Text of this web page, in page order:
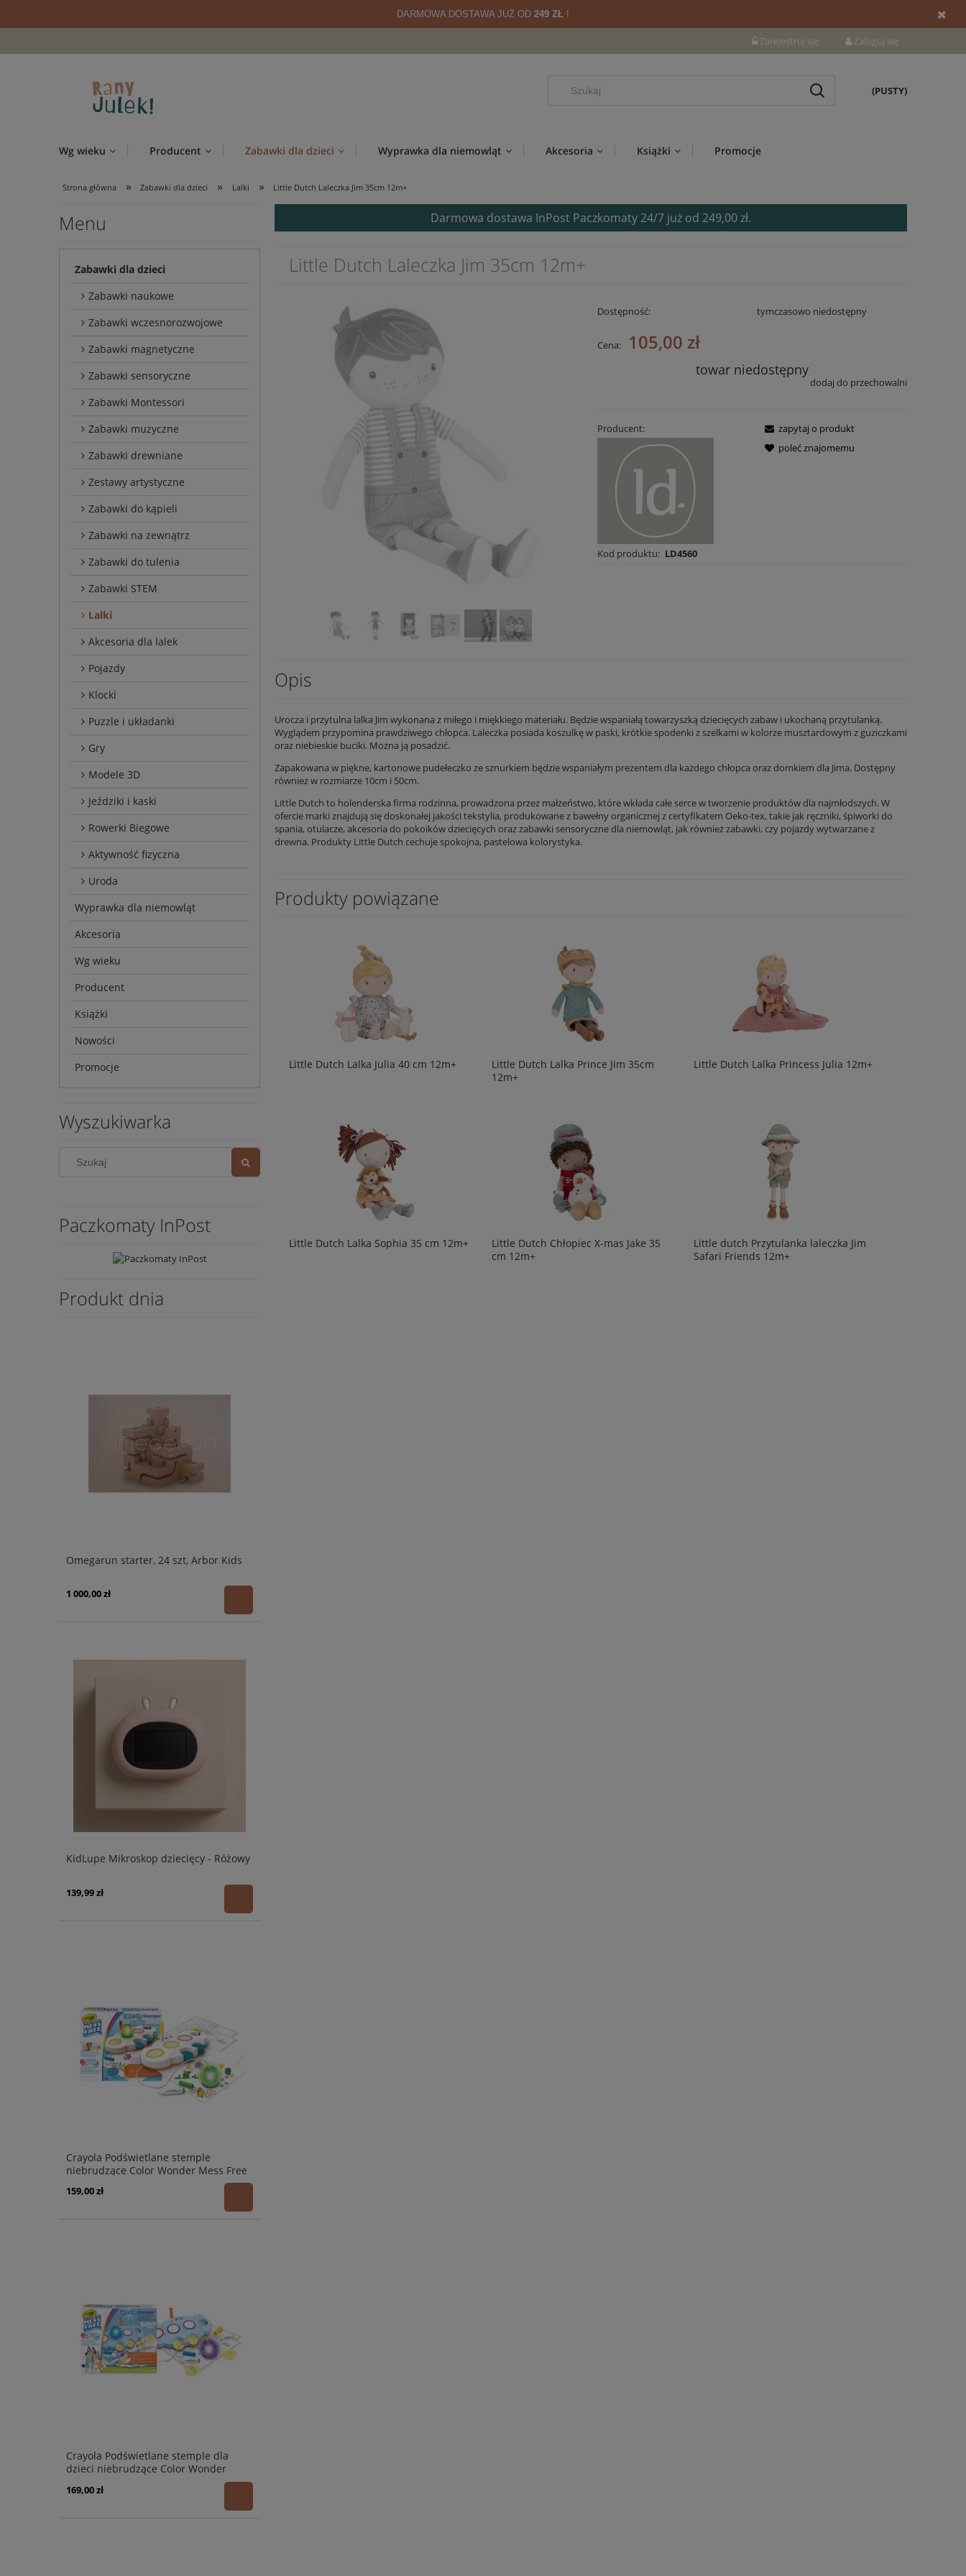
DARMOWA DOSTAWA JUŻ OD 249 ZŁ !
Zarejestruj się Zaloguj się
(PUSTY)
Wg wieku Producent Zabawki dla dzieci Wyprawka dla niemowląt Akcesoria Książki Promocje
Strona główna » Zabawki dla dzieci » Lalki » Little Dutch Laleczka Jim 35cm 12m+
Menu
Zabawki dla dzieci
Zabawki naukowe
Zabawki wczesnorozwojowe
Zabawki magnetyczne
Zabawki sensoryczne
Zabawki Montessori
Zabawki muzyczne
Zabawki drewniane
Zestawy artystyczne
Zabawki do kąpieli
Zabawki na zewnątrz
Zabawki do tulenia
Zabawki STEM
Lalki
Akcesoria dla lalek
Pojazdy
Klocki
Puzzle i układanki
Gry
Modele 3D
Jeździki i kaski
Rowerki Biegowe
Aktywność fizyczna
Uroda
Wyprawka dla niemowląt
Akcesoria
Wg wieku
Producent
Książki
Nowości
Promocje
Wyszukiwarka
Paczkomaty InPost
Produkt dnia
Omegarun starter, 24 szt, Arbor Kids
1 000,00 zł
KidLupe Mikroskop dziecięcy - Różowy
139,99 zł
Crayola Podświetlane stemple
niebrudzące Color Wonder Mess Free
159,00 zł
Crayola Podświetlane stemple dla
dzieci niebrudzące Color Wonder
169,00 zł
Darmowa dostawa InPost Paczkomaty 24/7 już od 249,00 zł.
Little Dutch Laleczka Jim 35cm 12m+
Dostępność: tymczasowo niedostępny
Cena: 105,00 zł
towar niedostępny
dodaj do przechowalni
Producent:
Kod produktu: LD4560
zapytaj o produkt
poleć znajomemu
Opis
Urocza i przytulna lalka Jim wykonana z miłego i miękkiego materiału. Będzie wspaniałą towarzyszką dziecięcych zabaw i ukochaną przytulanką.
Wyglądem przypomina prawdziwego chłopca. Laleczka posiada koszulkę w paski, krótkie spodenki z szelkami w kolorze musztardowym z guziczkami
oraz niebieskie buciki. Można ją posadzić.
Zapakowana w piękne, kartonowe pudełeczko ze sznurkiem będzie wspaniałym prezentem dla każdego chłopca oraz domkiem dla Jima. Dostępny
również w rozmiarze 10cm i 50cm.
Little Dutch to holenderska firma rodzinna, prowadzona przez małżeństwo, które wkłada całe serce w tworzenie produktów dla najmłodszych. W
ofercie marki znajdują się doskonałej jakości tekstylia, produkowane z bawełny organicznej z certyfikatem Oeko-tex, takie jak ręczniki, śpiworki do
spania, otulacze, akcesoria do pokoików dziecięcych oraz zabawki sensoryczne dla niemowląt, jak również zabawki, czy pojazdy wytwarzane z
drewna. Produkty Little Dutch cechuje spokojna, pastelowa kolorystyka.
Produkty powiązane
Little Dutch Lalka Julia 40 cm 12m+
Little Dutch Lalka Prince Jim 35cm
12m+
Little Dutch Lalka Princess Julia 12m+
Little Dutch Lalka Sophia 35 cm 12m+
Little Dutch Chłopiec X-mas Jake 35
cm 12m+
Little dutch Przytulanka laleczka Jim
Safari Friends 12m+